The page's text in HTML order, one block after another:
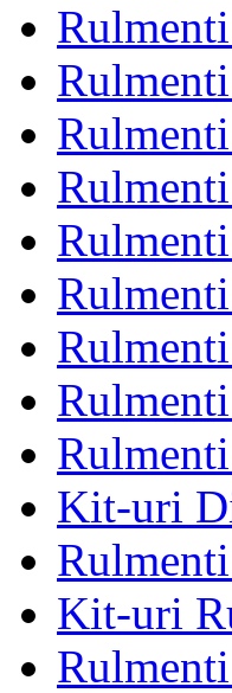
Kit-uri
Kit-uri